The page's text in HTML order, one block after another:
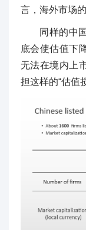
言，海外市场
同样的中
底会使估值下
无法在境内上
担这样的“估值